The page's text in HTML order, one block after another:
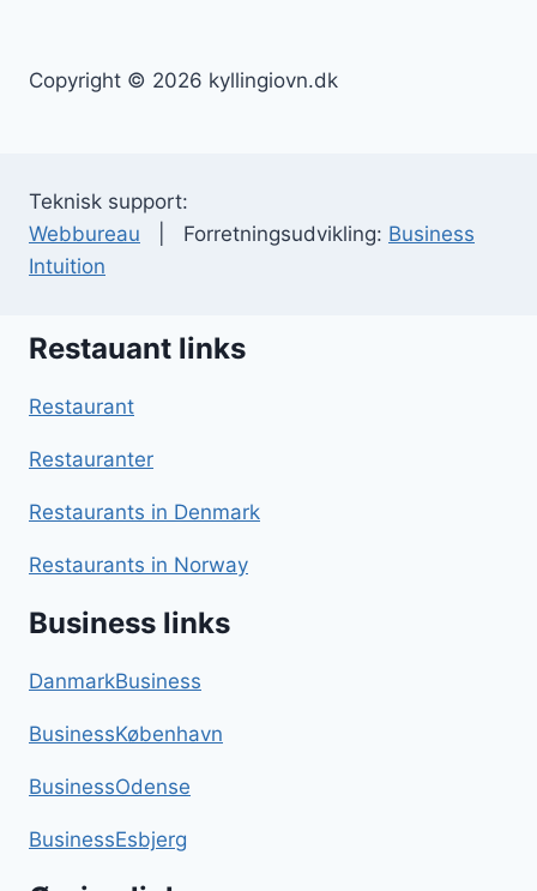
Copyright © 2026 kyllingiovn.dk
Teknisk support:
Webbureau | Forretningsudvikling: Business
Intuition
Restauant links
Restaurant
Restauranter
Restaurants in Denmark
Restaurants in Norway
Business links
DanmarkBusiness
BusinessKøbenhavn
BusinessOdense
BusinessEsbjerg